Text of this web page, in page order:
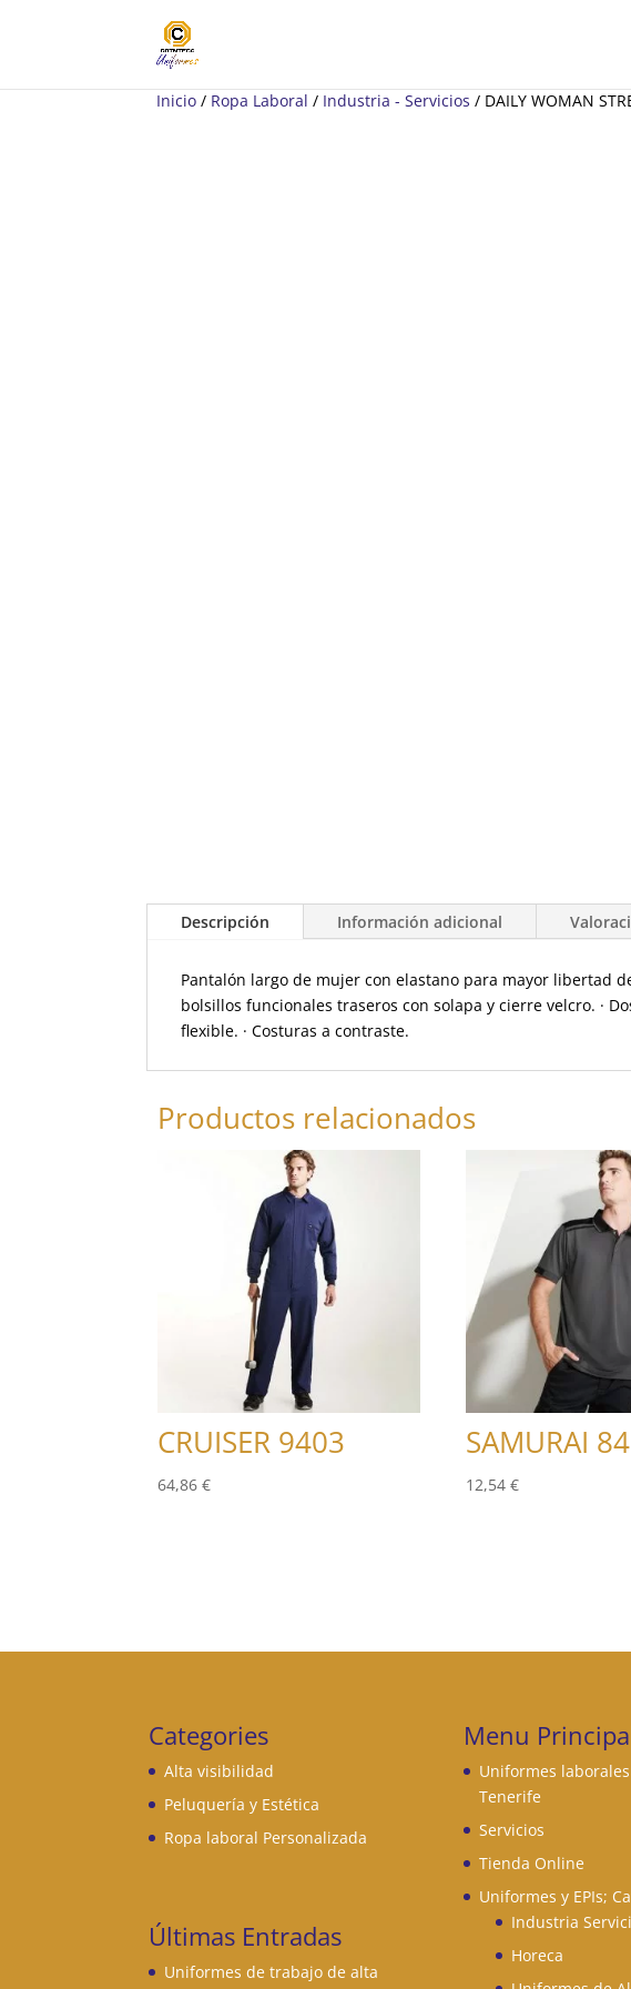
Inicio / Ropa Laboral / Industria - Servicios / DAILY WOMAN
Descripción Información adicional
Pantalón largo de mujer con elastano para mayor libertad
bolsillos funcionales traseros con solapa y cierre velcro. ·
flexible. · Costuras a contraste.
Productos relacionados
CRUISER 9403
64,86 €
SAMURAI
12,54 €
Categories
Alta visibilidad
Peluquería y Estética
Ropa laboral Personalizada
Últimas Entradas
Uniformes de trabajo de alta
Menu
Uniformes
Tenerife
Servicios
Tienda Online
Uniformes y EPIs;
Industria
Horeca